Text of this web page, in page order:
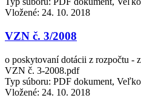
Vložené: 24. 10. 2018
VZN č. 3/2008
o poskytovaní dotácii z rozpočtu -
VZN č. 3-2008.pdf
Typ súboru: PDF dokument,
Vložené: 24. 10. 2018